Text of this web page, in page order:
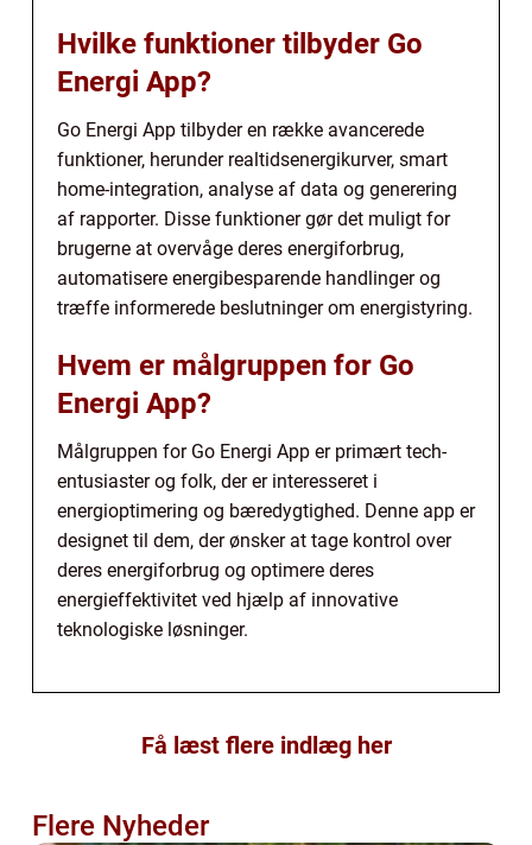
Hvilke funktioner tilbyder Go
Energi App?
Go Energi App tilbyder en række avancerede
funktioner, herunder realtidsenergikurver, smart
home-integration, analyse af data og generering
af rapporter. Disse funktioner gør det muligt for
brugerne at overvåge deres energiforbrug,
automatisere energibesparende handlinger og
træffe informerede beslutninger om energistyring.
Hvem er målgruppen for Go
Energi App?
Målgruppen for Go Energi App er primært tech-
entusiaster og folk, der er interesseret i
energioptimering og bæredygtighed. Denne app er
designet til dem, der ønsker at tage kontrol over
deres energiforbrug og optimere deres
energieffektivitet ved hjælp af innovative
teknologiske løsninger.
Få læst flere indlæg her
Flere Nyheder